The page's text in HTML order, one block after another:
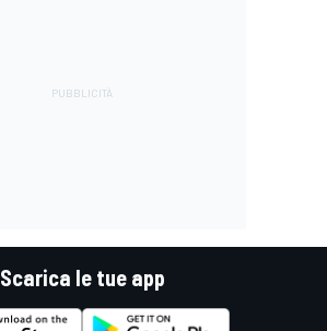
Scarica le tue app